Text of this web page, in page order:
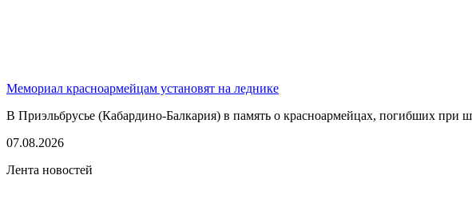
Мемориал красноармейцам установят на леднике
В Приэльбрусье (Кабардино-Балкария) в память о красноармейцах, погибших при
07.08.2026
Лента новостей